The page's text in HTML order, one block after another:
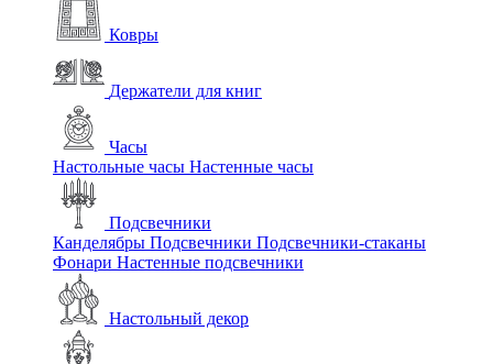
Ковры
Держатели для книг
Часы
Настольные часы Настенные часы
Подсвечники
Канделябры Подсвечники Подсвечники-стаканы
Фонари Настенные подсвечники
Настольный декор